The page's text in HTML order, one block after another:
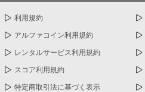
利用規約
アルファコイン利用規約
レンタルサービス利用規約
スコア利用規約
特定商取引法に基づく表示